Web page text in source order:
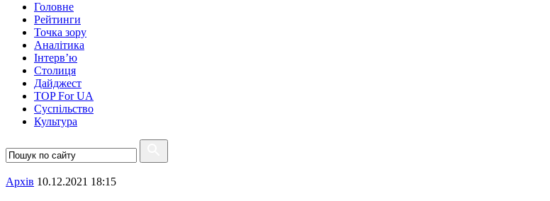
Головне
Рейтинги
Точка зору
Аналітика
Інтерв’ю
Столиця
Дайджест
TOP For UA
Суспiльство
Культура
Архiв 10.12.2021 18:15